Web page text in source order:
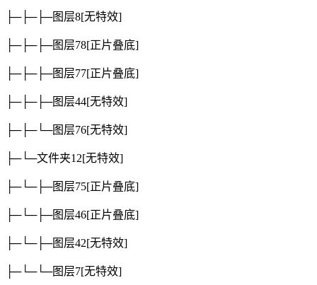
├─├─├─图层8[无特效]
├─├─├─图层78[正片叠底]
├─├─├─图层77[正片叠底]
├─├─├─图层44[无特效]
├─├─└─图层76[无特效]
├─└─文件夹12[无特效]
├─└─├─图层75[正片叠底]
├─└─├─图层46[正片叠底]
├─└─├─图层42[无特效]
├─└─└─图层7[无特效]